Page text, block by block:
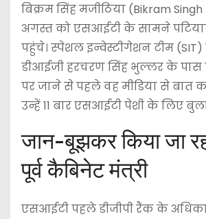
बिक्रम सिंह मजीठिया (Bikram
अगस्त को एसआईटी के सामने
पहुंचे। स्पेशल इन्वेस्टीगेशन टीम (SIT)
डीआईजी हरचरण सिंह भुल्लर के पास
पर जाने से पहले वह मीडिया से बात
उन्हें 11 बार एसआईटी पेशी के लिए
जान-बूझकर किया जा
पूर्व कैबिनेट मंत्री
एसआईटी पहले डीजीपी रैंक के